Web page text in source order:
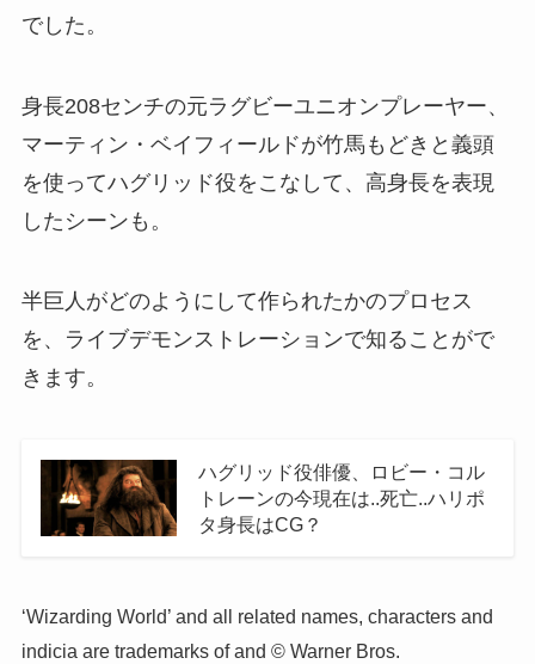
でした。
身長208センチの元ラグビーユニオンプレーヤー、
マーティン・ベイフィールドが竹馬もどきと義頭
を使ってハグリッド役をこなして、高身長を表現
したシーンも。
半巨人がどのようにして作られたかのプロセス
を、ライブデモンストレーションで知ることがで
きます。
ハグリッド役俳優、ロビー・コル
トレーンの今現在は..死亡..ハリポ
タ身長はCG？
‘Wizarding World’ and all related names, characters and
indicia are trademarks of and © Warner Bros.